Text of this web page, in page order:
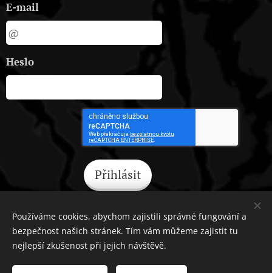
E-mail
Heslo
Přihlásit
Zapomněli jste heslo?
Používáme cookies, abychom zajistili správné fungování a
bezpečnost našich stránek. Tím vám můžeme zajistit tu
nejlepší zkušenost při jejich návštěvě.